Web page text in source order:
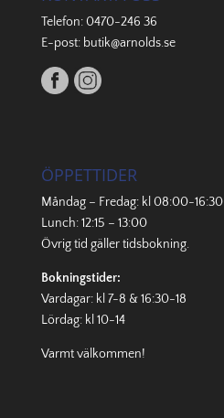
Telefon:0470-246 36
E-post: butik@arnolds.se
ÖPPETTIDER
Måndag – Fredag: kl 08:00-16:30
Lunch: 12:15 – 13:00
Övrig tid gällertidsbokning.
Bokningstider:
Vardagar: kl 7-8 & 16:30-18
Lördag: kl 10-14
Varmt välkommen!